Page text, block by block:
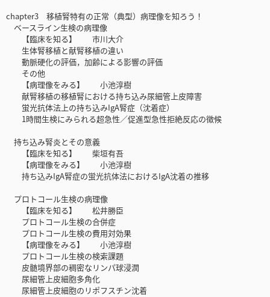
chapter3 移植腎特有の正常（典型）病理像を知ろう！
ベースライン生検の病理像
【臨床を知る】 市川大介
生体腎移植と献腎移植の違い
動脈硬化の評価，加齢による影響の評価
その他
【病理像をみる】 小池淳樹
献腎移植の移植腎における持ち込み尿細管上皮障害
蛍光抗体法上の持ち込みIgA腎症（沈着症）
1時間生検にみられる超急性／促進型急性拒絶反応の徴候
持ち込み腎炎とその意義
【臨床を知る】 柴垣有吾
【病理像をみる】 小池淳樹
持ち込みIgA腎症の蛍光抗体法におけるIgA沈着の推移
プロトコール生検の病理像
【臨床を知る】 松井勝臣
プロトコール生検の合併症
プロトコール生検の費用対効果
【病理像をみる】 小池淳樹
プロトコール生検の検索課題
皮髄境界部の稠密なリンパ球浸潤
尿細管上皮細胞多角化
尿細管上皮細胞のリポフスチン沈着